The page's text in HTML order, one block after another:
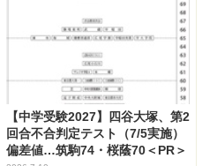
【中学受験2027】四谷大塚、第2
回合不合判定テスト（7/5実施）
偏差値…筑駒74・桜蔭70＜PR＞